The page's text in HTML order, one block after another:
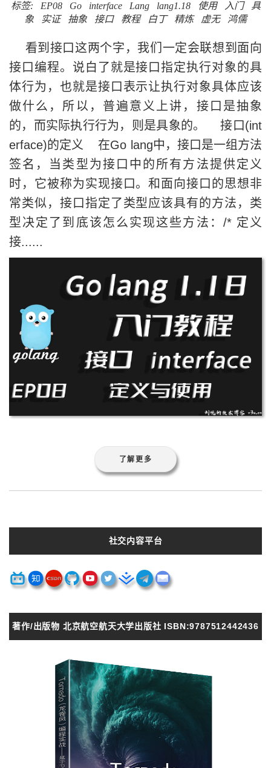
标签: EP08 Go interface Lang lang1.18 使用 入门
具
象
实证 抽象 接口 教程 白丁 精炼 虚无 鸿儒
看到接口这两个字，我们一定会联想到面向
接口编程。说白了就是接口指定执行对象的具
体行为，也就是接口表示让执行对象具体应该
做什么，所以，普遍意义上讲，接口是抽象
的，而实际执行行为，则是具象的。 接口(int
erface)的定义 在Go lang中，接口是一组方法
签名，当类型为接口中的所有方法提供定义
时，它被称为实现接口。和面向接口的思想非
常类似，接口指定了类型应该具有的方法，类
型决定了到底该怎么实现这些方法：/* 定义
接......
了解更多
社交内容平台
著作/出版物 北京航空航天大学出版社 ISBN:9787512442436